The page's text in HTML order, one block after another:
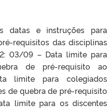
datas e instruções para
requisitos das disciplinas
03/09 – Data limite para
de pré-requisito ao
limite para colegiados
de quebra de pré-requisito
limite para os discentes